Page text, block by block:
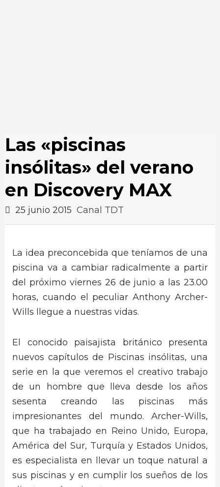
Las «piscinas
insólitas» del verano
en Discovery MAX
25 junio 2015 Canal TDT
La idea preconcebida que teníamos de una
piscina va a cambiar radicalmente a partir
del próximo viernes 26 de junio a las 23.00
horas, cuando el peculiar Anthony Archer-
Wills llegue a nuestras vidas.
El conocido paisajista británico presenta
nuevos capítulos de Piscinas insólitas, una
serie en la que veremos el creativo trabajo
de un hombre que lleva desde los años
sesenta creando las piscinas más
impresionantes del mundo. Archer-Wills,
que ha trabajado en Reino Unido, Europa,
América del Sur, Turquía y Estados Unidos,
es especialista en llevar un toque natural a
sus piscinas y en cumplir los sueños de los